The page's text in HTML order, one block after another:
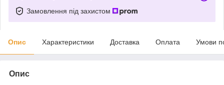
Замовлення під захистом
Опис Характеристики Доставка Оплата Умови
Опис